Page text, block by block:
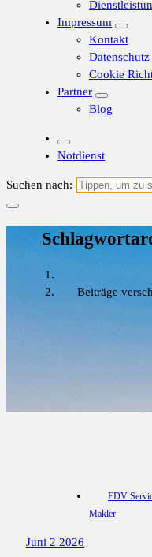
Impressum
Kontakt
Datenschutz
Cookie
Partner
Blog
Notdienst
Suchen nach:
Beiträge
EDV
Makler
Juni 2 2026